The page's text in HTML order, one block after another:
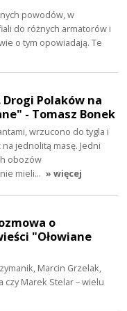
powodów, w
do różnych armatorów i
o tym opowiadają. Te
Polaków na
- Tomasz Bonek
wrzucono do tygla i
jednolitą masę. Jedni
obozów
mieli… » więcej
o
"Ołowiane
Marcin Grzelak,
czy Marek Stelar – wielu